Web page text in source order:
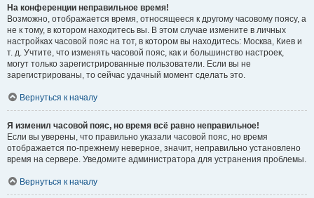
На конференции неправильное время!
Возможно, отображается время, относящееся к другому часовому поясу, а
не к тому, в котором находитесь вы. В этом случае измените в личных
настройках часовой пояс на тот, в котором вы находитесь: Москва, Киев и
т. д. Учтите, что изменять часовой пояс, как и большинство настроек,
могут только зарегистрированные пользователи. Если вы не
зарегистрированы, то сейчас удачный момент сделать это.
Вернуться к началу
Я изменил часовой пояс, но время всё равно неправильное!
Если вы уверены, что правильно указали часовой пояс, но время
отображается по-прежнему неверное, значит, неправильно установлено
время на сервере. Уведомите администратора для устранения проблемы.
Вернуться к началу